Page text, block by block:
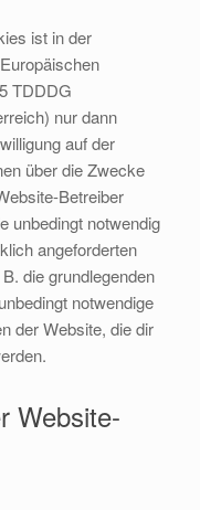
ist in der
TDDDG
nur dann
auf der
über die Zwecke
Betreiber
unbedingt notwendig
angeforderten
die grundlegenden
notwendige
der Website, die dir
Website-